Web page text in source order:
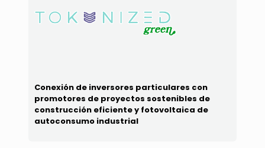
Conexión de inversores particulares con
promotores de proyectos sostenibles de
construcción eficiente y fotovoltaica de
autoconsumo industrial